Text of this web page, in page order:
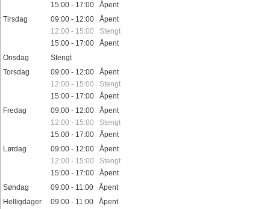
15:00 - 17:00 Åpent
Tirsdag
09:00 - 12:00 Åpent
12:00 - 15:00 Stengt
15:00 - 17:00 Åpent
Onsdag
Stengt
Torsdag
09:00 - 12:00 Åpent
12:00 - 15:00 Stengt
15:00 - 17:00 Åpent
Fredag
09:00 - 12:00 Åpent
12:00 - 15:00 Stengt
15:00 - 17:00 Åpent
Lørdag
09:00 - 12:00 Åpent
12:00 - 15:00 Stengt
15:00 - 17:00 Åpent
Søndag
09:00 - 11:00 Åpent
Helligdager
09:00 - 11:00 Åpent